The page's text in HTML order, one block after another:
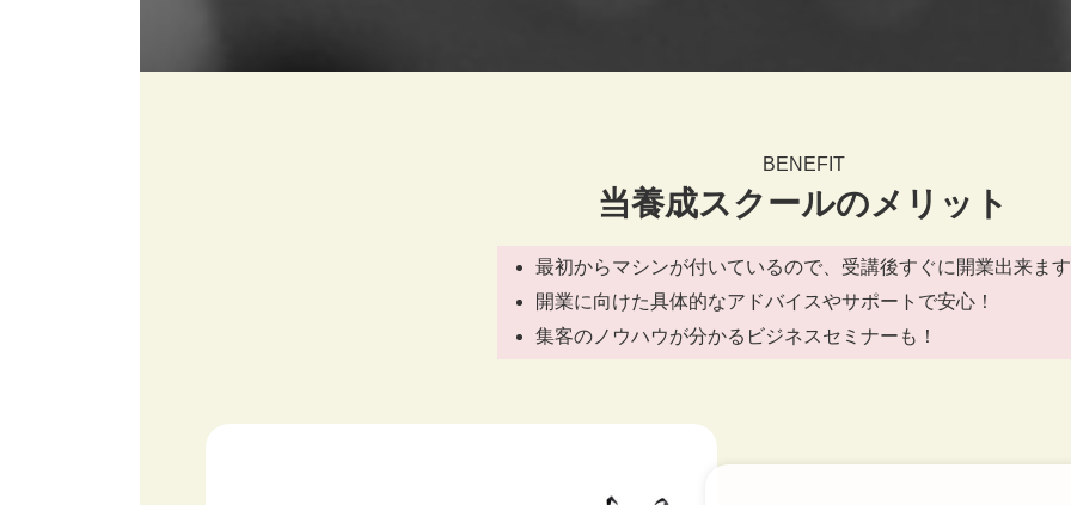
BENEFIT
当養成スクールのメリット
最初からマシンが付いているので、受講後すぐに開業出来ま
開業に向けた具体的なアドバイスやサポートで安心！
集客のノウハウが分かるビジネスセミナーも！